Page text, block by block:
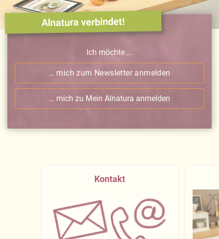
Alnatura verbindet!
Ich möchte ...
… mich zum Newsletter anmelden
… mich zu Mein Alnatura anmelden
Kontakt